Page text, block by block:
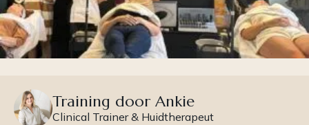
Training door Ankie
Clinical Trainer & Huidtherapeut